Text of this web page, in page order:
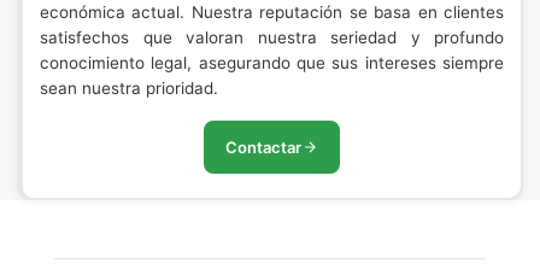
económica actual. Nuestra reputación se basa en clientes
satisfechos que valoran nuestra seriedad y profundo
conocimiento legal, asegurando que sus intereses siempre
sean nuestra prioridad.
Contactar